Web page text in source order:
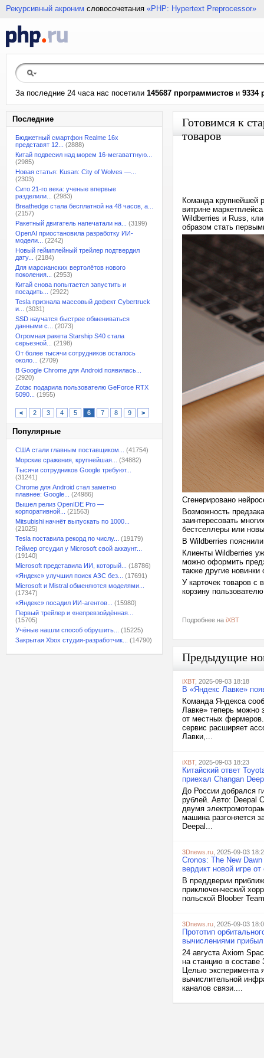
Рекурсивный акроним словосочетания «PHP: Hypertext Preprocessor»
За последние 24 часа нас посетили 145687 программистов и 9334
Последние
Бюджетный смартфон Realme 16x
представят 12...
(2888)
Китай подвесил над морем 16-мегаваттную...
(2985)
Новая статья: Kusan: City of Wolves —...
(2303)
Сито 21-го века: ученые впервые
разделили...
(2983)
Breathedge стала бесплатной на 48 часов, а...
(2157)
Ракетный двигатель напечатали на...
(3199)
OpenAI приостановила разработку ИИ-
модели...
(2242)
Новый геймплейный трейлер подтвердил
дату...
(2184)
Для марсианских вертолётов нового
поколения...
(2953)
Китай снова попытается запустить и
посадить...
(2922)
Tesla признала массовый дефект Cybertruck
и...
(3031)
SSD научатся быстрее обмениваться
данными с...
(2073)
Огромная ракета Starship S40 стала
серьезной...
(2198)
От более тысячи сотрудников осталось
около...
(2709)
В Google Chrome для Android появилась...
(2920)
Zotac подарила пользователю GeForce RTX
5090...
(1955)
< 2 3 4 5 6 7 8 9 >
Популярные
США стали главным поставщиком...
(41754)
Морские сражения, крупнейшая...
(34882)
Тысячи сотрудников Google требуют...
(31241)
Chrome для Android стал заметно
плавнее: Google...
(24986)
Вышел релиз OpenIDE Pro —
корпоративной...
(21563)
Mitsubishi начнёт выпускать по 1000...
(21025)
Tesla поставила рекорд по числу...
(19179)
Геймер отсудил у Microsoft свой аккаунт...
(19140)
Microsoft представила ИИ, который...
(18786)
«Яндекс» улучшил поиск АЗС без...
(17691)
Microsoft и Mistral обменяются моделями...
(17347)
«Яндекс» посадил ИИ-агентов...
(15980)
Первый трейлер и «непревзойдённая...
(15705)
Учёные нашли способ обрушить...
(15225)
Закрытая Xbox студия-разработчик...
(14790)
Готовимся к
товаров
Команда крупнейшей
витрине
Wildberries и Russ,
образом стать
Сгенерировано
Возможность
заинтересовать
бестселлеры или
В Wildberries
Клиенты Wildberries
можно оформить
также другие новинки
У карточек товаров с
корзину
Подробнее на iXBT
Предыдущие
iXBT, 2025-09-03 18:18
В «Яндекс Лавке»
Команда Яндекса
Лавке» теперь можно
от местных
сервис расширяет
Лавки,...
iXBT, 2025-09-03 18:23
Китайский ответ
приехал Changan
До России добрался
рублей. Авто: Deepal
двумя
машина разгоняется
Deepal...
3Dnews.ru , 2025-09-03
Cronos: The New
вердикт новой игре
В преддверии
приключенческий
польской Bloober
3Dnews.ru , 2025-09-03
Прототип
вычислениями
24 августа Axiom
на станцию в составе
Целью эксперимента
вычислительной
каналов связи....